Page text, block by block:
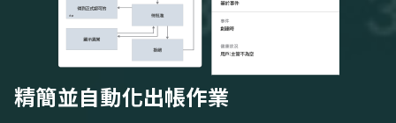
精簡並自動化出帳作業